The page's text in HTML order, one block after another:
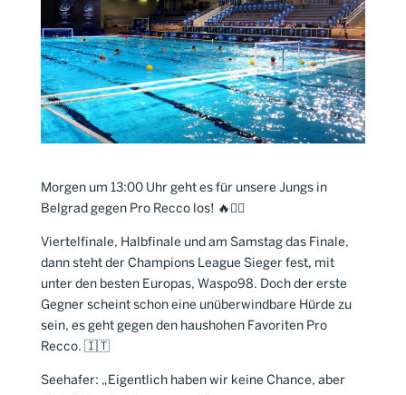
Morgen um 13:00 Uhr geht es für unsere Jungs in
Belgrad gegen Pro Recco los! 🔥🤽‍♂️
Viertelfinale, Halbfinale und am Samstag das Finale,
dann steht der Champions League Sieger fest, mit
unter den besten Europas, Waspo98. Doch der erste
Gegner scheint schon eine unüberwindbare Hürde zu
sein, es geht gegen den haushohen Favoriten Pro
Recco. 🇮🇹
Seehafer: „Eigentlich haben wir keine Chance, aber